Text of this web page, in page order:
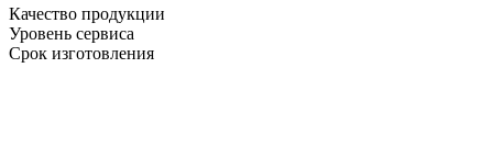
Качество продукции
Уровень сервиса
Срок изготовления